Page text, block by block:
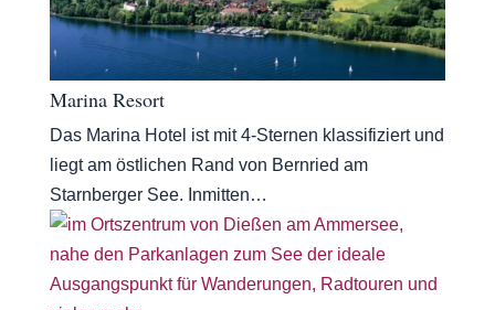
Marina Resort
Das Marina Hotel ist mit 4-Sternen klassifiziert und
liegt am östlichen Rand von Bernried am
Starnberger See. Inmitten…